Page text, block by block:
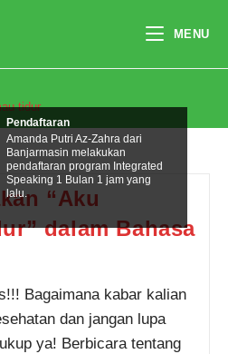
MENU
tidur
“Aku
dalam Bahasa
Bagaimana kabar kalian
dan jangan lupa
ya! Berbicara tentang
Pendaftaran
Amanda Putri Az-Zahra dari
Banjarmasin melakukan
pendaftaran program Integrated
Speaking 1 Bulan 1 jam yang
lalu.